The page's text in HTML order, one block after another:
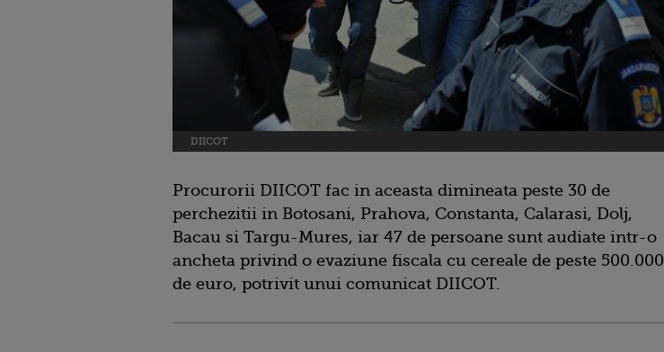
DIICOT
Procurorii DIICOT fac in aceasta dimineata peste 30 de
perchezitii in Botosani, Prahova, Constanta, Calarasi, Dolj,
Bacau si Targu-Mures, iar 47 de persoane sunt audiate intr-o
ancheta privind o evaziune fiscala cu cereale de peste 500.000
de euro, potrivit unui comunicat DIICOT.